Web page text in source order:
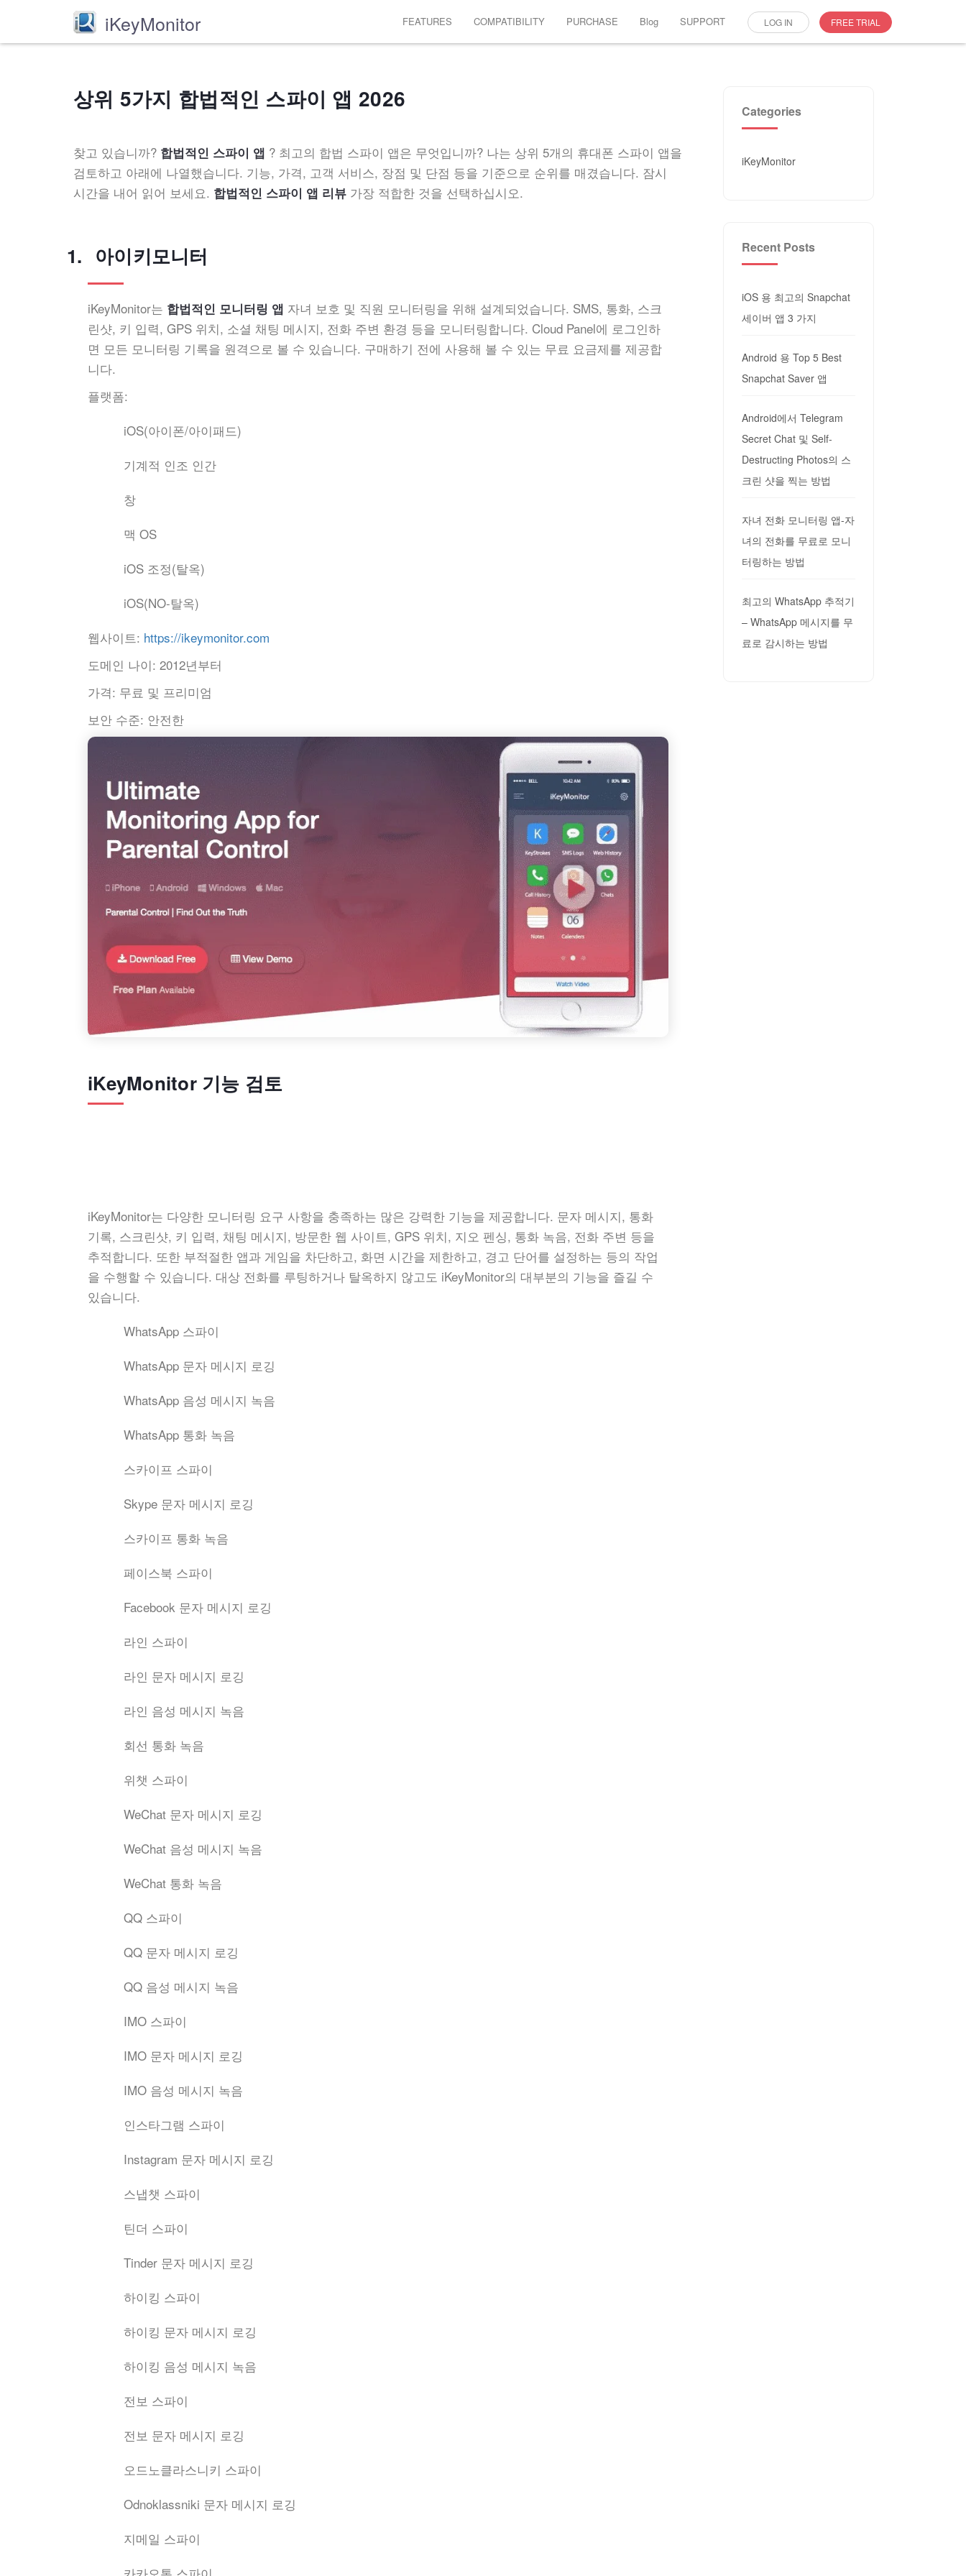
iKeyMonitor FEATURES COMPATIBILITY PURCHASE Blog SUPPORT LOG IN FREE TRIAL
상위 5가지 합법적인 스파이 앱 2026
찾고 있습니까? 합법적인 스파이 앱 ? 최고의 합법 스파이 앱은 무엇입니까? 나는 상위 5개의 휴대폰 스파이 앱을
검토하고 아래에 나열했습니다. 기능, 가격, 고객 서비스, 장점 및 단점 등을 기준으로 순위를 매겼습니다. 잠시
시간을 내어 읽어 보세요. 합법적인 스파이 앱 리뷰 가장 적합한 것을 선택하십시오.
아이키모니터
iKeyMonitor는 합법적인 모니터링 앱 자녀 보호 및 직원 모니터링을 위해 설계되었습니다. SMS, 통화, 스크
린샷, 키 입력, GPS 위치, 소셜 채팅 메시지, 전화 주변 환경 등을 모니터링합니다. Cloud Panel에 로그인하
면 모든 모니터링 기록을 원격으로 볼 수 있습니다. 구매하기 전에 사용해 볼 수 있는 무료 요금제를 제공합
니다.
플랫폼:
iOS(아이폰/아이패드)
기계적 인조 인간
창
맥 OS
iOS 조정(탈옥)
iOS(NO-탈옥)
웹사이트: https://ikeymonitor.com
도메인 나이: 2012년부터
가격: 무료 및 프리미엄
보안 수준: 안전한
iKeyMonitor 기능 검토
iKeyMonitor는 다양한 모니터링 요구 사항을 충족하는 많은 강력한 기능을 제공합니다. 문자 메시지, 통화
기록, 스크린샷, 키 입력, 채팅 메시지, 방문한 웹 사이트, GPS 위치, 지오 펜싱, 통화 녹음, 전화 주변 등을
추적합니다. 또한 부적절한 앱과 게임을 차단하고, 화면 시간을 제한하고, 경고 단어를 설정하는 등의 작업
을 수행할 수 있습니다. 대상 전화를 루팅하거나 탈옥하지 않고도 iKeyMonitor의 대부분의 기능을 즐길 수
있습니다.
WhatsApp 스파이
WhatsApp 문자 메시지 로깅
WhatsApp 음성 메시지 녹음
WhatsApp 통화 녹음
스카이프 스파이
Skype 문자 메시지 로깅
스카이프 통화 녹음
페이스북 스파이
Facebook 문자 메시지 로깅
라인 스파이
라인 문자 메시지 로깅
라인 음성 메시지 녹음
회선 통화 녹음
위챗 스파이
WeChat 문자 메시지 로깅
WeChat 음성 메시지 녹음
WeChat 통화 녹음
QQ 스파이
QQ 문자 메시지 로깅
QQ 음성 메시지 녹음
IMO 스파이
IMO 문자 메시지 로깅
IMO 음성 메시지 녹음
인스타그램 스파이
Instagram 문자 메시지 로깅
스냅챗 스파이
틴더 스파이
Tinder 문자 메시지 로깅
하이킹 스파이
하이킹 문자 메시지 로깅
하이킹 음성 메시지 녹음
전보 스파이
전보 문자 메시지 로깅
오드노클라스니키 스파이
Odnoklassniki 문자 메시지 로깅
지메일 스파이
Categories
iKeyMonitor
Recent Posts
iOS 용 최고의 Snapchat
세이버 앱 3 가지
Android 용 Top 5 Best
Snapchat Saver 앱
Android에서 Telegram
Secret Chat 및 Self-
Destructing Photos의 스
크린 샷을 찍는 방법
자녀 전화 모니터링 앱-자
녀의 전화를 무료로 모니
터링하는 방법
최고의 WhatsApp 추적기
– WhatsApp 메시지를 무
료로 감시하는 방법